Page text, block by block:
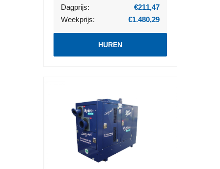
Dagprijs:
€211,47
Weekprijs:
€1.480,29
HUREN